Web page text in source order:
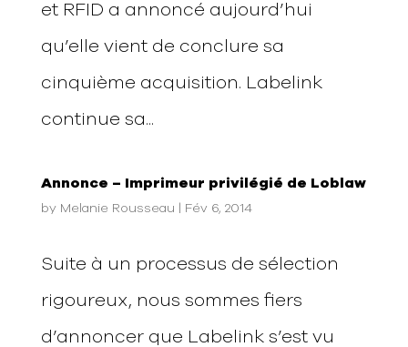
et RFID a annoncé aujourd’hui
qu’elle vient de conclure sa
cinquième acquisition. Labelink
continue sa...
Annonce – Imprimeur privilégié de Loblaw
by Melanie Rousseau Fév 6, 2014
Suite à un processus de sélection
rigoureux, nous sommes fiers
d’annoncer que Labelink s’est vu